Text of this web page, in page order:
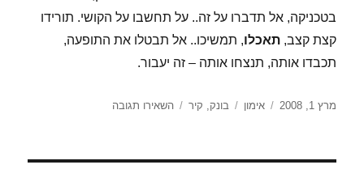
בטכניקה, אל תדברו על זה.. על תחשבו על הקושי. תורידו
קצת קצב,תאכלו, תמשיכו.. אל תבטלו את התופעה,
תכבדו אותה, תנצחו אותה – זה יעבור.
פורסם
מרץ 1, 2008 קטגוריות
אימון תגיות
בונק קיר השאירו תגובה